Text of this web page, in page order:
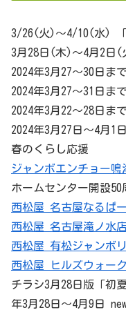
3/26(火)～4/10(水) 「
3月28日(木)～4月2日(
2024年3月27～30日ま
2024年3月27～31日ま
2024年3月22～28日ま
2024年3月27日～4月1
春のくらし応援
ジャンボエンチョー鳴
ホームセンター開設50
西松屋 名古屋なるぱ
西松屋 名古屋滝ノ水店
西松屋 有松ジャンボ
西松屋 ヒルズウォー
チラシ3月28日版「初
年3月28日～4月9日